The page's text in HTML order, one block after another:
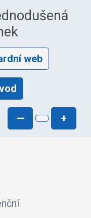
web
— +